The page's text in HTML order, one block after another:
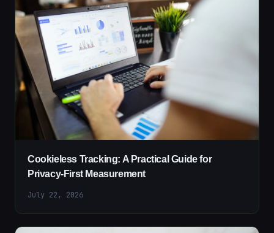
Cookieless Tracking: A Practical Guide for
Privacy-First Measurement
July 22, 2026